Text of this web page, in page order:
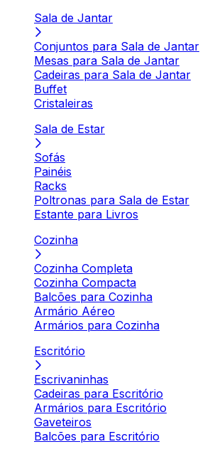
Sala de Jantar
Conjuntos para Sala de Jantar
Mesas para Sala de Jantar
Cadeiras para Sala de Jantar
Buffet
Cristaleiras
Sala de Estar
Sofás
Painéis
Racks
Poltronas para Sala de Estar
Estante para Livros
Cozinha
Cozinha Completa
Cozinha Compacta
Balcões para Cozinha
Armário Aéreo
Armários para Cozinha
Escritório
Escrivaninhas
Cadeiras para Escritório
Armários para Escritório
Gaveteiros
Balcões para Escritório